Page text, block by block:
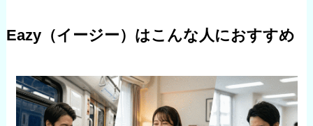
Eazy（イージー）はこんな人におすすめ